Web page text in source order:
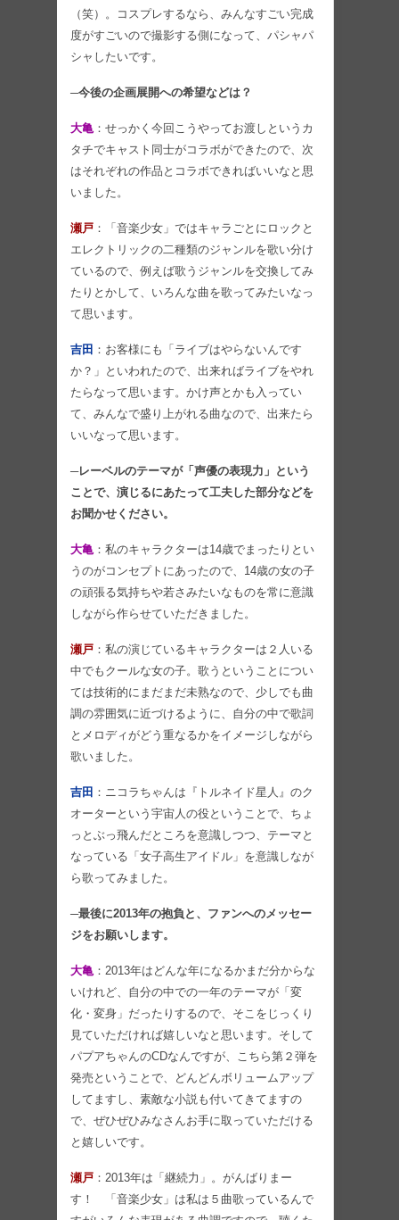
（笑）。コスプレするなら、みんなすごい完成
度がすごいので撮影する側になって、パシャパ
シャしたいです。
─今後の企画展開への希望などは？
大亀 ：せっかく今回こうやってお渡しというカ
タチでキャスト同士がコラボができたので、次
はそれぞれの作品とコラボできればいいなと思
いました。
瀬戸 ：「音楽少女」ではキャラごとにロックと
エレクトリックの二種類のジャンルを歌い分け
ているので、例えば歌うジャンルを交換してみ
たりとかして、いろんな曲を歌ってみたいなっ
て思います。
吉田 ：お客様にも「ライブはやらないんです
か？」といわれたので、出来ればライブをやれ
たらなって思います。かけ声とかも入ってい
て、みんなで盛り上がれる曲なので、出来たら
いいなって思います。
─レーベルのテーマが「声優の表現力」という
ことで、演じるにあたって工夫した部分などを
お聞かせください。
大亀 ：私のキャラクターは14歳でまったりとい
うのがコンセプトにあったので、14歳の女の子
の頑張る気持ちや若さみたいなものを常に意識
しながら作らせていただきました。
瀬戸 ：私の演じているキャラクターは２人いる
中でもクールな女の子。歌うということについ
ては技術的にまだまだ未熟なので、少しでも曲
調の雰囲気に近づけるように、自分の中で歌詞
とメロディがどう重なるかをイメージしながら
歌いました。
吉田 ：ニコラちゃんは『トルネイド星人』のク
オーターという宇宙人の役ということで、ちょ
っとぶっ飛んだところを意識しつつ、テーマと
なっている「女子高生アイドル」を意識しなが
ら歌ってみました。
─最後に2013年の抱負と、ファンへのメッセー
ジをお願いします。
大亀 ：2013年はどんな年になるかまだ分からな
いけれど、自分の中での一年のテーマが「変
化・変身」だったりするので、そこをじっくり
見ていただければ嬉しいなと思います。そして
パプアちゃんのCDなんですが、こちら第２弾を
発売ということで、どんどんボリュームアップ
してますし、素敵な小説も付いてきてますの
で、ぜひぜひみなさんお手に取っていただける
と嬉しいです。
瀬戸 ：2013年は「継続力」。がんばりまー
す！ 「音楽少女」は私は５曲歌っているんで